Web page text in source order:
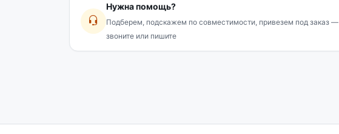
Нужна помощь?
Подберем, подскажем по совместимости, привезем под заказ —
звоните или пишите